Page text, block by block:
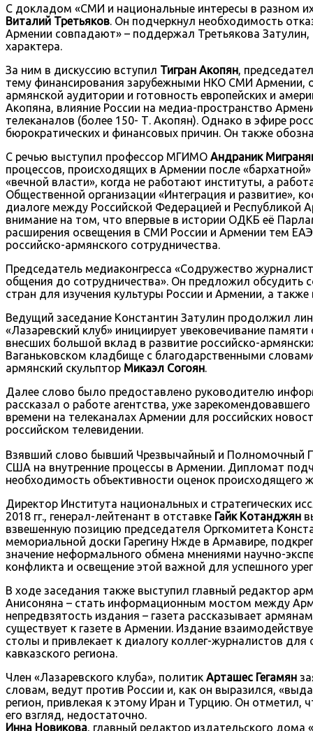
С докладом «СМИ и национальные интересы в разном
Виталий Третьяков. Он подчеркнул необходимость
Армении совпадают» – поддержал Третьякова
характера.
За ним в дискуссию вступил Тигран Акопян,
тему финансирования зарубежными НКО СМИ Армении,
армянской аудитории и готовность европейских и
Акопяна, влияние России на медиа-пространство
телеканалов (более 150- Т. Акопян). Однако в эфире
бюрократических и финансовых причин. Он также
С речью выступил профессор МГИМО Андраник
процессов, происходящих в Армении после
«вечной власти», когда не работают институты, а
Общественной организации «Интеграция и развитие»,
диалоге между Российской Федерацией и Республикой
внимание на том, что впервые в истории ОДКБ её
расширения освещения в СМИ России и Армении тем
российско-армянского сотрудничества.
Председатель медиаконгресса «Содружество
общения до сотрудничества». Он предложил обсудить
стран для изучения культуры России и Армении, а
Ведущий заседание Константин Затулин продолжил
«Лазаревский клуб» инициирует увековечивание
внесших большой вклад в развитие российско-
Ваганьковском кладбище с благодарственными
армянский скульптор Микаэл Согоян.
Далее слово было предоставлено руководителю
рассказал о работе агентства, уже
времени на телеканалах Армении для российских
российском телевидении.
Взявший слово бывший Чрезвычайный и Полномочный
США на внутренние процессы в Армении. Дипломат
необходимость объективности оценок происходящего
Директор Института национальных и стратегических
2018 гг., генерал-лейтенант в отставке Гайк Котанджян
взвешенную позицию председателя Оргкомитета
мемориальной доски Гарегину Нжде в Армавире,
значение неформального обмена мнениями научно-
конфликта и освещение этой важной для успешного
В ходе заседания также выступил главный редактор
Анисоняна – стать информационным мостом между
непредвзятость издания – газета рассказывает
существует к газете в Армении. Издание
столы и привлекает к диалогу коллег-журналистов
кавказского региона.
Член «Лазаревского клуба», политик Арташес Гегамян
словам, ведут против России и, как он выразился,
регион, привлекая к этому Иран и Турцию. Он отметил,
его взгляд, недостаточно.
Инна Новикова, главный редактор издательского